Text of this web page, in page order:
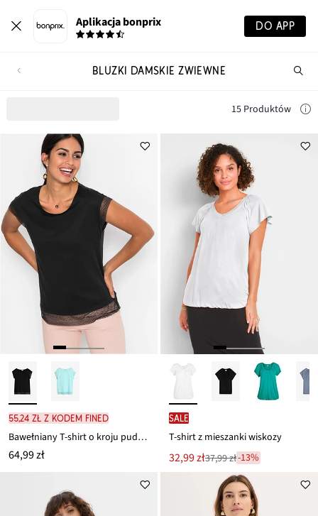
Aplikacja bonprix DO APP
BLUZKI DAMSKIE ZWIEWNE
15 Produktów
55,24 zł z kodem FINED
Bawełniany T-shirt o kroju pudełkowym
64,99 zł
SALE
T-shirt z mieszanki wiskozy
Nowa
cena
32,99 zł
Przeceniono
37,99 zł-13%